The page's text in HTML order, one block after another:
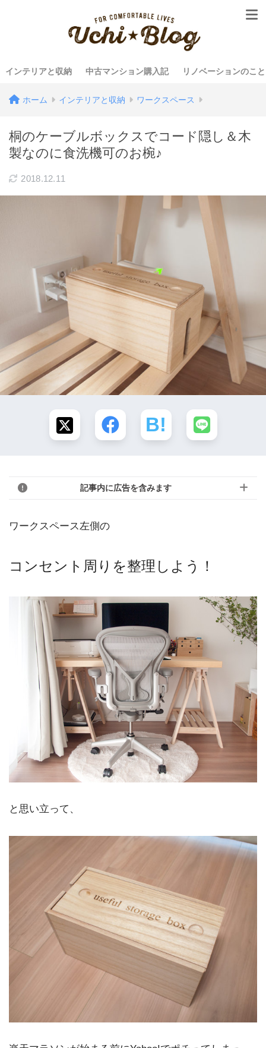
インテリアと収納 中古マンション購入記 リノベーションのこと
ホーム インテリアと収納 ワークスペース
桐のケーブルボックスでコード隠し＆木
製なのに食洗機可のお椀♪
2018.12.11
記事内に広告を含みます
ワークスペース左側の
コンセント周りを整理しよう！
と思い立って、